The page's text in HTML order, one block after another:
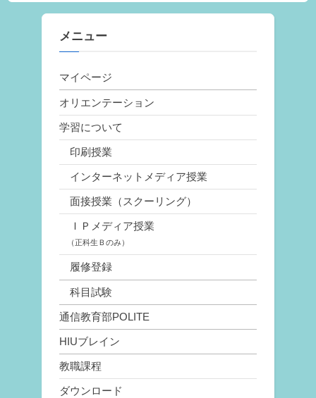
メニュー
マイページ
オリエンテーション
学習について
印刷授業
インターネットメディア授業
面接授業（スクーリング）
ＩＰメディア授業
（正科生Ｂのみ）
履修登録
科目試験
通信教育部POLITE
HIUブレイン
教職課程
ダウンロード